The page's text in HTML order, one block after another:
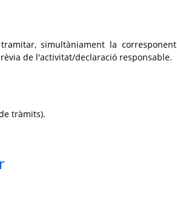
simultàniament la corresponent
de l'activitat/declaració responsable.
tràmits).